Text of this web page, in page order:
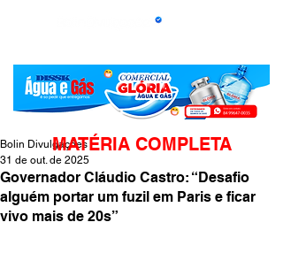
Governador Cláudio Castro: “Desafio
alguém portar um fuzil em Paris e ficar
vivo mais de 20s”
Bolin Divulgações
31 de out. de 2025
MATÉRIA COMPLETA